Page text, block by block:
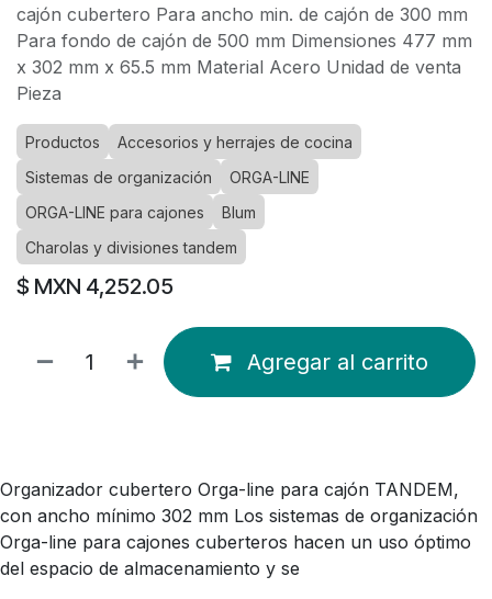
cajón cubertero Para ancho min. de cajón de 300 mm
Para fondo de cajón de 500 mm Dimensiones 477 mm
x 302 mm x 65.5 mm Material Acero Unidad de venta
Pieza
Productos
Accesorios y herrajes de cocina
Sistemas de organización
ORGA-LINE
ORGA-LINE para cajones
Blum
Charolas y divisiones tandem
$ MXN 4,252.05
Agregar al carrito
Organizador cubertero Orga-line para cajón TANDEM,
con ancho mínimo 302 mm Los sistemas de organización
Orga-line para cajones cuberteros hacen un uso óptimo
del espacio de almacenamiento y se